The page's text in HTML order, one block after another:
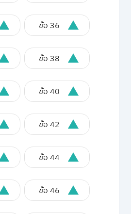
ข้อ 36
ข้อ 38
ข้อ 40
ข้อ 42
ข้อ 44
ข้อ 46